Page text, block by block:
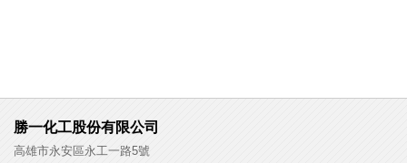
勝一化工股份有限公司
高雄市永安區永工一路5號